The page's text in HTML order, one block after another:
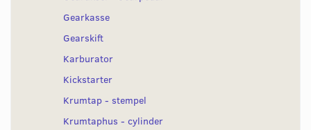
Gearkasse
Gearskift
Karburator
Kickstarter
Krumtap - stempel
Krumtaphus - cylinder